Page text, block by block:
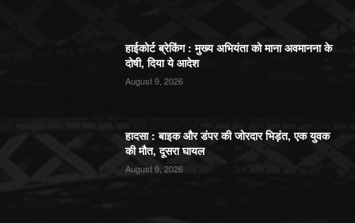
हाईकोर्ट ब्रेकिंग : मुख्य अभियंता को माना अवमानना के
दोषी, दिया ये आदेश
August 9, 2026
हादसा : बाइक और डंपर की जोरदार भिड़ंत, एक युवक
की मौत, दूसरा घायल
August 9, 2026